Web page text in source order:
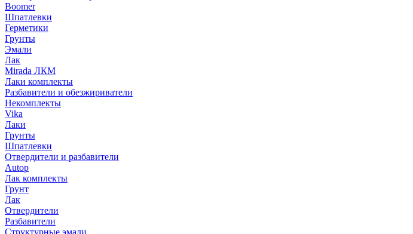
Boomer
Шпатлевки
Герметики
Грунты
Эмали
Лак
Mirada ЛКМ
Лаки комплекты
Разбавители и обезжириватели
Некомплекты
Vika
Лаки
Грунты
Шпатлевки
Отвердители и разбавители
Autop
Лак комплекты
Грунт
Лак
Отвердители
Разбавители
Структурные эмали